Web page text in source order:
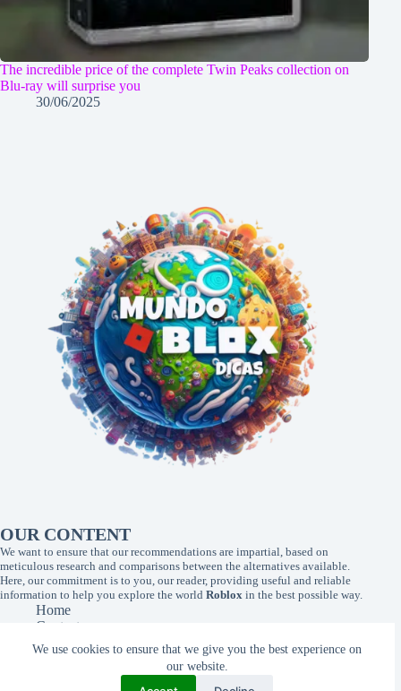
We use cookies to ensure that we give you the best experience on
our website.
The incredible price of the complete Twin Peaks collection on
Blu-ray will surprise you
30/06/2025
OUR CONTENT
We want to ensure that our recommendations are impartial, based on
meticulous research and comparisons between the alternatives available.
Here, our commitment is to you, our reader, providing useful and reliable
information to help you explore the world Roblox in the best possible way.
Home
Contact
About Us
Privacy Policy